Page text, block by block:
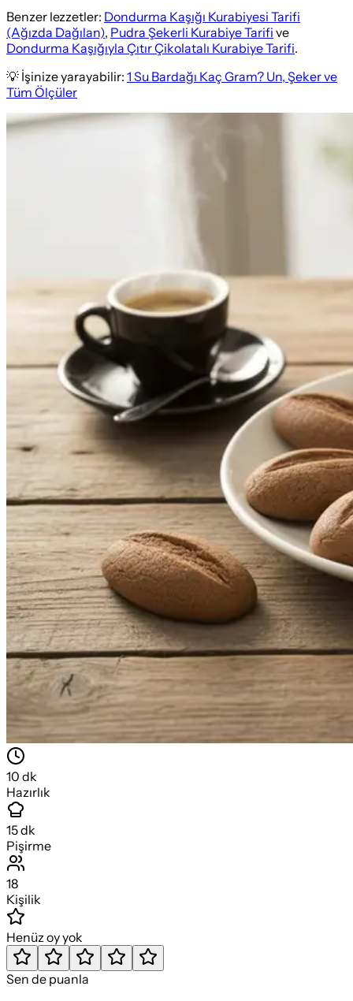
Benzer lezzetler: Dondurma Kaşığı Kurabiyesi Tarifi
(Ağızda Dağılan), Pudra Şekerli Kurabiye Tarifi ve
Dondurma Kaşığıyla Çıtır Çikolatalı Kurabiye Tarifi.
💡 İşinize yarayabilir: 1 Su Bardağı Kaç Gram? Un, Şeker ve
Tüm Ölçüler
10 dk
Hazırlık
15dk
Pişirme
18
Kişilik
Henüz oy yok
Sen de puanla